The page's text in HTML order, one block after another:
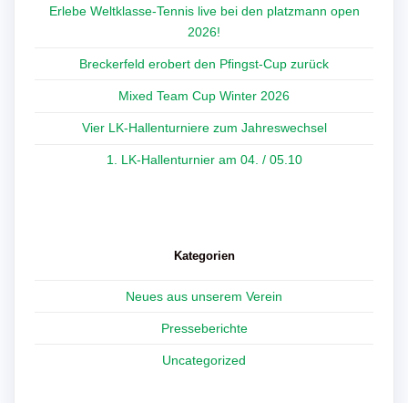
Erlebe Weltklasse-Tennis live bei den platzmann open
2026!
Breckerfeld erobert den Pfingst-Cup zurück
Mixed Team Cup Winter 2026
Vier LK-Hallenturniere zum Jahreswechsel
1. LK-Hallenturnier am 04. / 05.10
Kategorien
Neues aus unserem Verein
Presseberichte
Uncategorized